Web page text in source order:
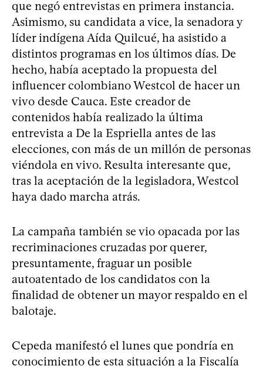
que negó entrevistas en primera instancia.
Asimismo, su candidata a vice, la senadora y
líder indígena Aída Quilcué, ha asistido a
distintos programas en los últimos días. De
hecho, había aceptado la propuesta del
influencer colombiano Westcol de hacer un
vivo desde Cauca. Este creador de
contenidos había realizado la última
entrevista a De la Espriella antes de las
elecciones, con más de un millón de personas
viéndola en vivo. Resulta interesante que,
tras la aceptación de la legisladora, Westcol
haya dado marcha atrás.
La campaña también se vio opacada por las
recriminaciones cruzadas por querer,
presuntamente, fraguar un posible
autoatentado de los candidatos con la
finalidad de obtener un mayor respaldo en el
balotaje.
Cepeda manifestó el lunes que pondría en
conocimiento de esta situación a la Fiscalía